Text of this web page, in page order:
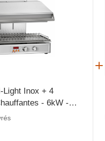
Light Inox + 4
- 6kW -